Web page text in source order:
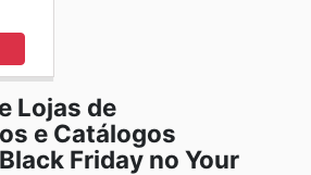
Lojas de
e Catálogos
Friday no Your